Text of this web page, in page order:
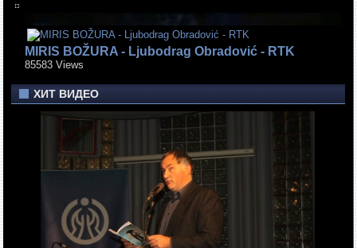
MIRIS BOŽURA - Ljubodrag Obradović - RTK
85583 Views
ХИТ ВИДЕО